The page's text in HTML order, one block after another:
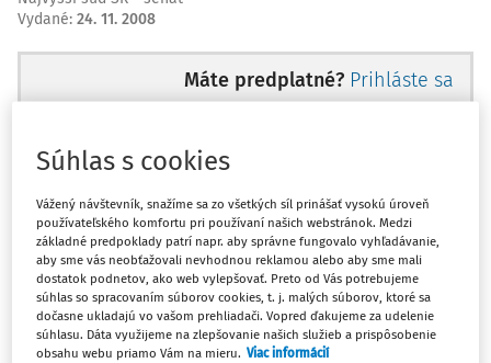
Vydané: 24. 11. 2008
Máte predplatné? Prihláste sa
Ups, zatiaľ ste si prečítali len
začiatok...
Celý odborný obsah z tejto oblasti je
dostupný predplatiteľom portálu.
Súhlas s cookies
Vážený návštevník, snažíme sa zo všetkých síl prinášať vysokú úroveň
používateľského komfortu pri používaní našich webstránok. Medzi
základné predpoklady patrí napr. aby správne fungovalo vyhľadávanie,
aby sme vás neobťažovali nevhodnou reklamou alebo aby sme mali
dostatok podnetov, ako web vylepšovať. Preto od Vás potrebujeme
súhlas so spracovaním súborov cookies, t. j. malých súborov, ktoré sa
dočasne ukladajú vo vašom prehliadači. Vopred ďakujeme za udelenie
súhlasu. Dáta využijeme na zlepšovanie našich služieb a prispôsobenie
obsahu webu priamo Vám na mieru. Viac informácií